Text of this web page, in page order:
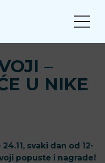
–
U NIKE
svaki dan od 12-
popuste i nagrade!